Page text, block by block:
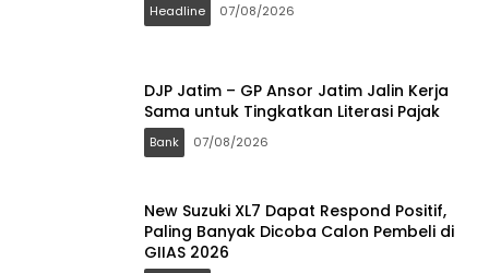
Headline 07/08/2026
DJP Jatim – GP Ansor Jatim Jalin Kerja
Sama untuk Tingkatkan Literasi Pajak
Bank 07/08/2026
New Suzuki XL7 Dapat Respond Positif,
Paling Banyak Dicoba Calon Pembeli di
GIIAS 2026